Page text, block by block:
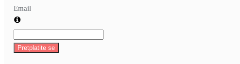
Email
Pretplatite se